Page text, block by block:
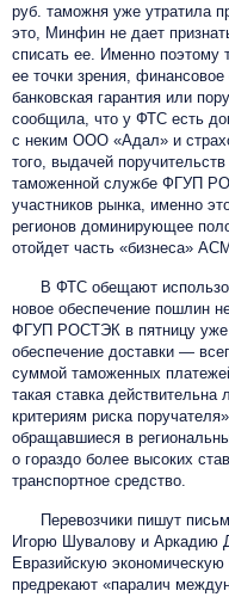
руб. таможня уже утратила
это, Минфин не дает
списать ее. Именно поэтому
ее точки зрения,
банковская гарантия или
сообщила, что у ФТС есть
с неким ООО «Адал» и
того, выдачей
таможенной службе ФГУП
участников рынка, именно
регионов доминирующее
отойдет часть «бизнеса»
В ФТС обещают
новое обеспечение пошлин
ФГУП РОСТЭК в пятницу уже
обеспечение доставки —
суммой таможенных
такая ставка действительна
критериям риска
обращавшиеся в
о гораздо более высоких
транспортное средство.
Перевозчики пишут
Игорю Шувалову и Аркадию
Евразийскую
предрекают «паралич